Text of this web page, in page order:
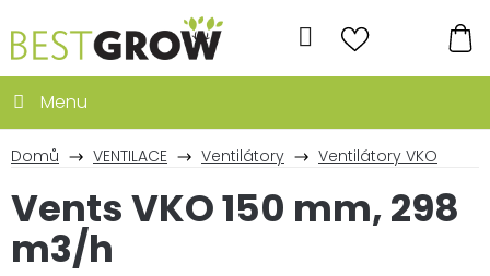
na
obsah
Hledat
Domů VENTILACE Ventilátory Ventilátory VKO
Vents VKO 150 mm, 298
m3/h